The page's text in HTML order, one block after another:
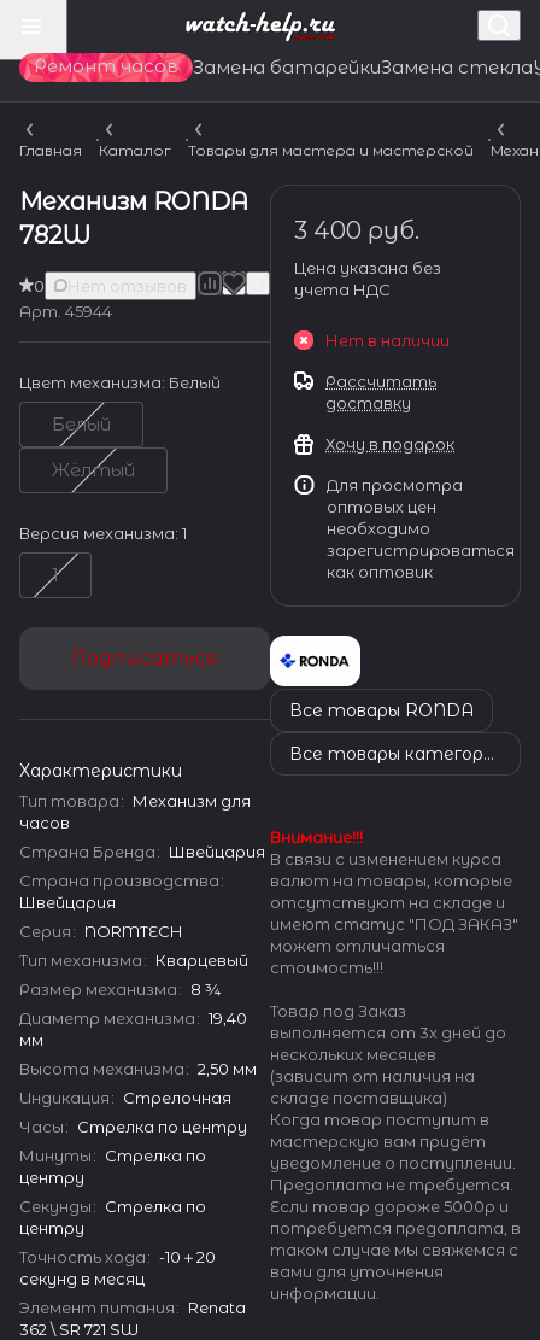
Ремонт часов Замена батарейкиЗамена стекла
Главная Каталог Товары для мастера и мастерской
Механизм RONDA
782W
0
Нет отзывов
Арт. 45944
Цвет механизма: Белый
Белый
Жёлтый
Версия механизма: 1
1
Подписаться
Характеристики
Тип товара: Механизм для
часов
Страна Бренда: Швейцария
Страна производства:
Швейцария
Серия: NORMTECH
Тип механизма: Кварцевый
Размер механизма: 8 ¾
Диаметр механизма: 19,40
мм
Высота механизма: 2,50 мм
Индикация: Стрелочная
Часы: Стрелка по центру
Минуты: Стрелка по
центру
Секунды: Стрелка по
центру
Точность хода: -10＋20
секунд в месяц
Элемент питания: Renata
362 \ SR 721 SW
3 400 руб.
Цена указана без
учета НДС
Нет в наличии
Рассчитать
доставку
Хочу в подарок
Для просмотра
оптовых цен
необходимо
зарегистрироваться
как оптовик
Все товары RONDA
Все товары категории
Внимание!!!
В связи с изменением курса
валют на товары, которые
отсутствуют на складе и
имеют статус "ПОД ЗАКАЗ"
может отличаться
стоимость!!!
Товар под Заказ
выполняется от 3х дней до
нескольких месяцев
(зависит от наличия на
складе поставщика)
Когда товар поступит в
мастерскую вам придёт
уведомление о поступлении.
Предоплата не требуется.
Если товар дороже 5000р и
потребуется предоплата, в
таком случае мы свяжемся с
вами для уточнения
информации.